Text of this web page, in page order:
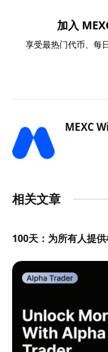
加入
享受最热门代币、每
MEXC
相关文章
100天：为所有人提